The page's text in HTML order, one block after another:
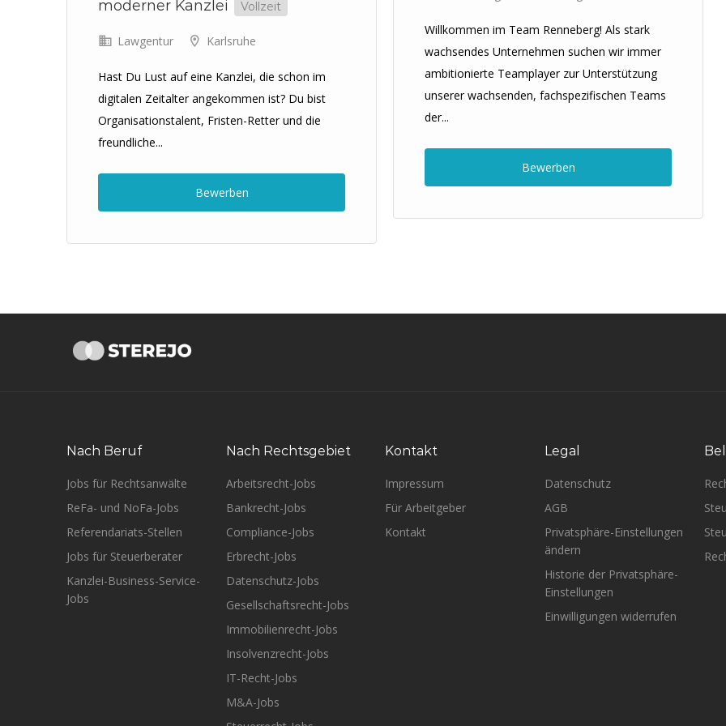
moderner Kanzlei
Vollzeit
Lawgentur Karlsruhe
Hast Du Lust auf eine Kanzlei, die schon im
digitalen Zeitalter angekommen ist? Du bist
Organisationstalent, Fristen-Retter und die
freundliche...
Bewerben
Willkommen im Team Renneberg! Als stark
wachsendes Unternehmen suchen wir immer
ambitionierte Teamplayer zur Unterstützung
unserer wachsenden, fachspezifischen Teams
der...
Bewerben
Nach Beruf
Jobs für Rechtsanwälte
ReFa- und NoFa-Jobs
Referendariats-Stellen
Jobs für Steuerberater
Kanzlei-Business-Service-
Jobs
Nach Rechtsgebiet
Arbeitsrecht-Jobs
Bankrecht-Jobs
Compliance-Jobs
Erbrecht-Jobs
Datenschutz-Jobs
Gesellschaftsrecht-Jobs
Immobilienrecht-Jobs
Insolvenzrecht-Jobs
IT-Recht-Jobs
M&A-Jobs
Kontakt
Impressum
Für Arbeitgeber
Kontakt
Legal
Datenschutz
AGB
Privatsphäre-Einstellungen
ändern
Historie der Privatsphäre-
Einstellungen
Einwilligungen widerrufen